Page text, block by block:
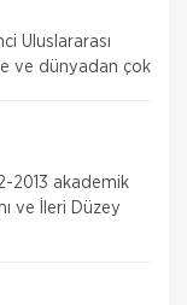
Uluslararası
ve dünyadan çok
2013 akademik
ve İleri Düzey